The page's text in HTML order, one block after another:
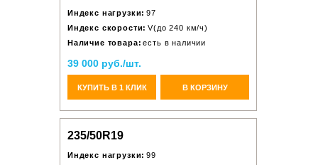
Индекс нагрузки: 97
Индекс скорости: V(до 240 км/ч)
Наличие товара: есть в наличии
39 000 руб./шт.
КУПИТЬ В 1 КЛИК В КОРЗИНУ
235/50R19
Индекс нагрузки: 99